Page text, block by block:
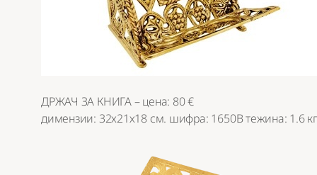
ДРЖАЧ ЗА КНИГА – цена: 80 €
димензии: 32х21х18 см. шифра: 1650B тежина: 1.6